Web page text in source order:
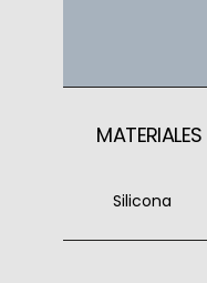
MATERIALES
Silicona